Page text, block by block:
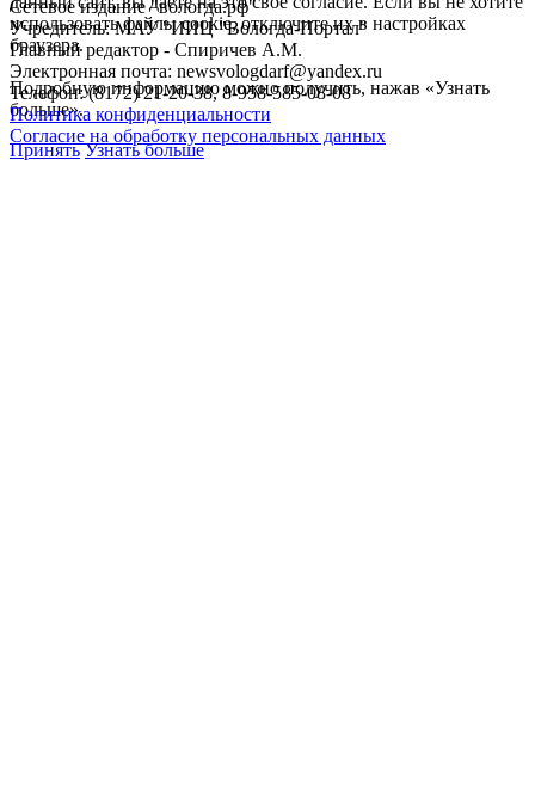
Сетевое издание "вологда.рф"
Учредитель: МАУ "ИИЦ "Вологда-Портал"
Главный редактор - Спиричев А.М.
Электронная почта: newsvologdarf@yandex.ru
Телефон: (8172) 21-20-38, 8-958-585-08-08
Политика конфиденциальности
Согласие на обработку персональных данных
использовать файлы cookie, отключите их в настройках
браузера.
Подробную информацию можно получить, нажав «Узнать
больше».
Принять Узнать больше